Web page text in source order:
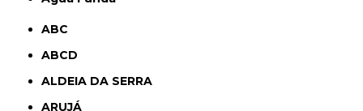
ABC
ABCD
ALDEIA DA SERRA
ARUJÁ